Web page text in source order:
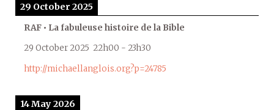
29 October 2025
RAF • La fabuleuse histoire de la Bible
29 October 2025 22h00 - 23h30
http://michaellanglois.org?p=24785
14 May 2026